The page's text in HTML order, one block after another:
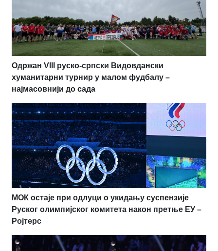
Одржан VIII руско-српски Видовдански
хуманитарни турнир у малом фудбалу –
најмасовнији до сада
МОК остаје при одлуци о укидању суспензије
Руског олимпијског комитета након претње ЕУ –
Ројтерс